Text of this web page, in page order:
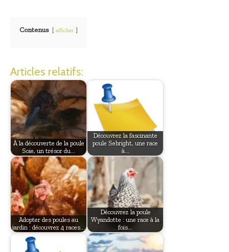
Contenus afficher
Articles relatifs:
À la découverte de la poule
Soie, un trésor du…
Découvrez la fascinante
poule Sebright, une race
à…
Adopter des poules au
jardin : découvrez 4 races…
Découvrez la poule
Wyandotte : une race à la
fois…